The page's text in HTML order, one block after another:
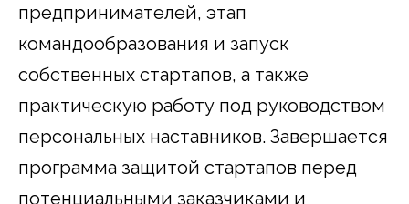
предпринимателей, этап
командообразования и запуск
собственных стартапов, а также
практическую работу под руководством
персональных наставников. Завершается
программа защитой стартапов перед
потенциальными заказчиками и